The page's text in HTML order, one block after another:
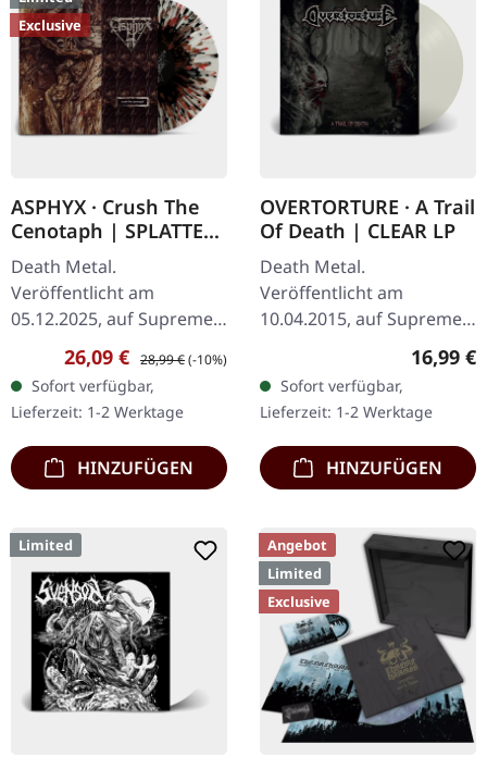
Exclusive
ASPHYX · Crush The
Cenotaph | SPLATTER
LP
Death Metal.
Veröffentlicht am
05.12.2025, auf Supreme
Chaos Records.
Knochenweißes Vinyl mit
Braun, Rost-Rot, Schwarz
Splatter. Full Dynamic
Range…
Verkaufspreis:
26,09 € Regulärer Preis:
28,99 €(-10%)
Sofort verfügbar,
Lieferzeit: 1-2 Werktage
HINZUFÜGEN
OVERTORTURE · A Trail
Of Death | CLEAR LP
Death Metal.
Veröffentlicht am
10.04.2015, auf Supreme
Transparentes Vinyl mit
Insert. Limitiert auf 100
handnummerierte
Exemplare.…
16,99 €
Sofort verfügbar,
Lieferzeit: 1-2 Werktage
HINZUFÜGEN
Limited
Angebot
Limited
Exclusive